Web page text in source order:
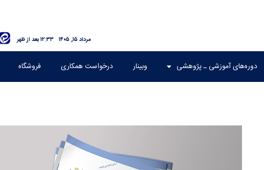
۱۲:۳۳ بعد از ظهر مرداد ۱۵, ۱۴۰۵
دوره‌های آموزشی ـ پژوهشی وبینار درخواست همکاری فروشگاه